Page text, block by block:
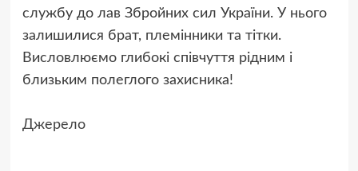
службу до лав Збройних сил України. У нього
залишилися брат, племінники та тітки.
Висловлюємо глибокі співчуття рідним і
близьким полеглого захисника!
Джерело